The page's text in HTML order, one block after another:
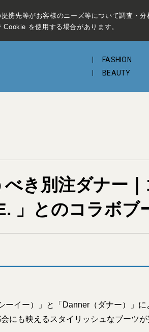
携先等がお客様のニーズ等について調査・
Cookie を使用する場合があります。
FASHION
BEAUTY
べき別注ダナー
」とのコラボブ
ーイー）」と「Danner（ダナー）」
にも映えるスタイリッシュなブーツが